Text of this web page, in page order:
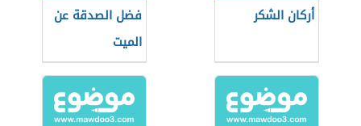
أركان الشكر
فضل الصدقة عن
الميت